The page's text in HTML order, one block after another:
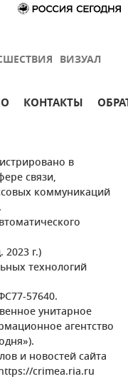
ВИЗУАЛ
КОНТАКТЫ
в
связи,
коммуникаций
г.)
технологий
57640.
унитарное
агентство
и новостей сайта
crimea.ria.ru